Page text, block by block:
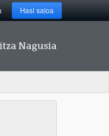
Hasi saioa
Nagusia